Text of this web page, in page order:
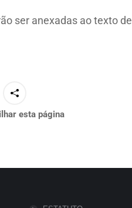
ser anexadas ao texto
esta página